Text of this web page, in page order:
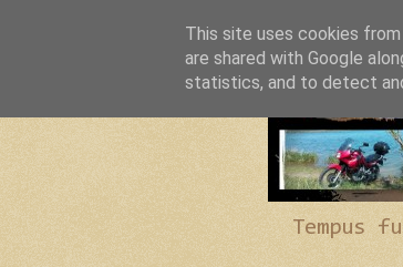
Tempus
This site uses cookies
are shared with Google
statistics, and to detect